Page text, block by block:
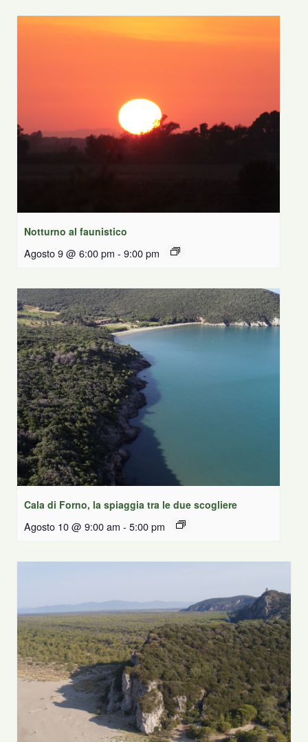
Notturno al faunistico
Agosto 9 @ 6:00 pm - 9:00 pm
Cala di Forno, la spiaggia tra le due scogliere
Agosto 10 @ 9:00 am - 5:00 pm